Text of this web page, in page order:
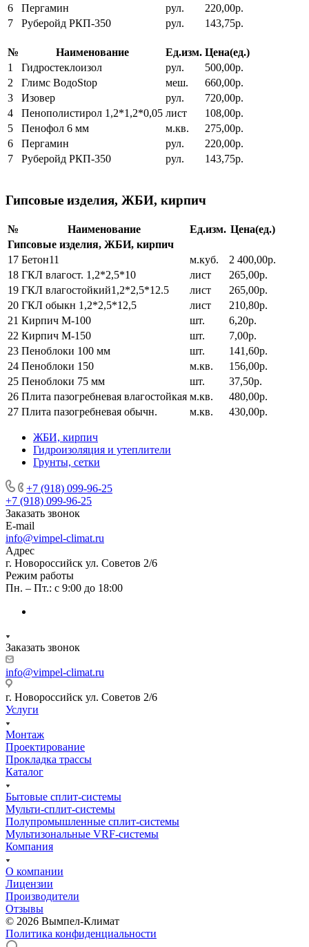
6
Пергамин рул.
220,00р.
7
Руберойд РКП-350 рул. 143,75р.
№ Наименование Ед.изм. Цена(ед.)
1
Гидростеклоизол рул.
500,00р.
2
Глимс ВодоStop меш.
660,00р.
3
Изовер рул.
720,00р.
4
Пенополистирол 1,2*1,2*0,05 лист
108,00р.
5
Пенофол 6 мм м.кв.
275,00р.
6
Пергамин рул.
220,00р.
7
Руберойд РКП-350 рул. 143,75р.
Гипсовые изделия, ЖБИ, кирпич
№ Наименование Ед.изм. Цена(ед.)
Гипсовые изделия, ЖБИ, кирпич
17 Бетон11 м.куб.
2 400,00р.
18 ГКЛ влагост. 1,2*2,5*10 лист
265,00р.
19 ГКЛ влагостойкий1,2*2,5*12.5 лист
265,00р.
20 ГКЛ обыкн 1,2*2,5*12,5 лист
210,80р.
21 Кирпич М-100 шт.
6,20р.
22 Кирпич М-150 шт.
7,00р.
23 Пеноблоки 100 мм шт.
141,60р.
24 Пеноблоки 150 м.кв.
156,00р.
25 Пеноблоки 75 мм шт.
37,50р.
26 Плита пазогребневая влагостойкая м.кв.
480,00р.
27 Плита пазогребневая обычн. м.кв. 430,00р.
ЖБИ, кирпич
Гидроизоляция и утеплители
Грунты, сетки
+7 (918) 099-96-25
+7 (918) 099-96-25
Заказать звонок
E-mail
info@vimpel-climat.ru
Адрес
г. Новороссийск ул. Советов 2/6
Режим работы
Пн. – Пт.: с 9:00 до 18:00
Заказать звонок
info@vimpel-climat.ru
г. Новороссийск ул. Советов 2/6
Услуги
Монтаж
Проектирование
Прокладка трассы
Каталог
Бытовые сплит-системы
Мульти-сплит-системы
Полупромышленные сплит-системы
Мультизональные VRF-системы
Компания
О компании
Лицензии
Производители
Отзывы
© 2026 Вымпел-Климат
Политика конфиденциальности